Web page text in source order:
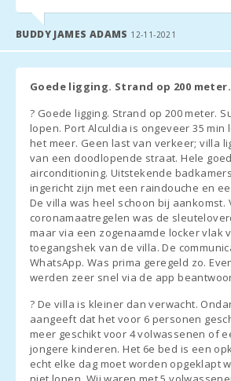
euros antes de las 17:00.
- En temporada baja la hora de entrada y
Contactar con la agencia para concretar
*ATENCIÓN!
Desde julio de 2016, el Gobierno ha
impuesto al turismo (ecotása).
- 2,20 € por noche y por persona
posteriores 1,10€ por noche y persona.
menores de 16 años.
- Esta cantidad debe ser abonada a la
INFORMACIÓN ADICIONAL
Por favor, envíenos la siguiente
llegada y salida y para registrar a todos
BUDDY JAMES ADAMS 12-11-2021
Goede ligging. Strand op 200
? Goede ligging. Strand op 200 meter.
lopen. Port Alculdia is ongeveer 35 min
het meer. Geen last van verkeer; villa
van een doodlopende straat. Hele
airconditioning. Uitstekende
ingericht zijn met een raindouche en
De villa was heel schoon bij aankomst.
coronamaatregelen was de
maar via een zogenaamde locker vlak
toegangshek van de villa. De
WhatsApp. Was prima geregeld zo.
werden zeer snel via de app
? De villa is kleiner dan verwacht.
aangeeft dat het voor 6 personen
meer geschikt voor 4 volwassenen of
jongere kinderen. Het 6e bed is een
echt elke dag moet worden opgeklapt